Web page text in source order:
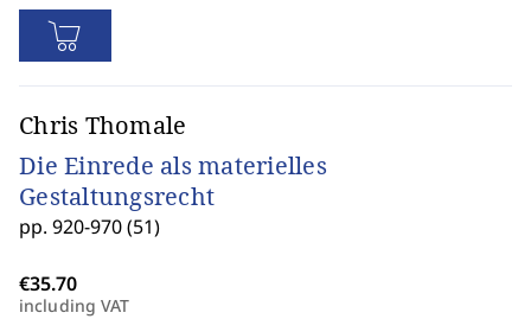
Chris Thomale
Die Einrede als materielles
Gestaltungsrecht
pp. 920-970 (51)
including VAT